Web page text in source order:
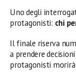
Uno degli
protagonisti: chi
Il finale riserva
a prendere
protagonisti morirà